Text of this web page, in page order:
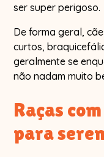
ser super perigoso.
De forma geral,
curtos,
geralmente se
não nadam muito
Raças
para